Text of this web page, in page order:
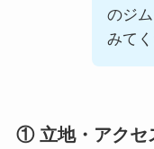
のジ
みてく
① 立地・アクセ